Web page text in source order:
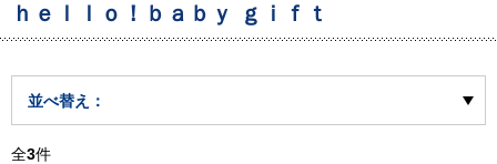
ｈｅｌｌｏ！ｂａｂｙ ｇｉｆｔ
並べ替え：
全3件